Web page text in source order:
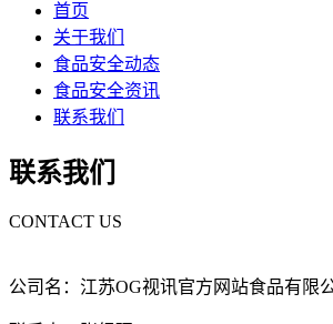
首页
关于我们
食品安全动态
食品安全资讯
联系我们
联系我们
CONTACT US
公司名：江苏OG视讯官方网站食品有限